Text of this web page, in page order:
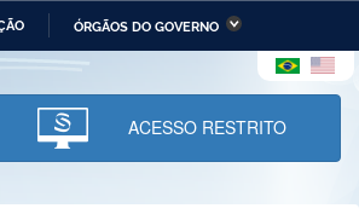
ÓRGÃOS DO GOVERNO
Ministério da Infraestrutura
Ministério da Ciência,
Tecnologia, Inovações e
Comunicações
ACESSO RESTRITO